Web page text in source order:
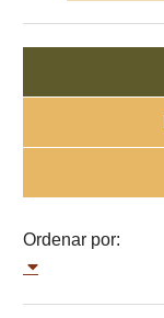
Ordenar por: